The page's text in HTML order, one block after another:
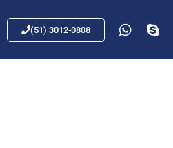
(51) 3012-0808